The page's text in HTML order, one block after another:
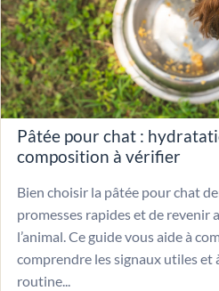
Pâtée pour chat :
composition à vérifier
Bien choisir la pâtée pour chat
promesses rapides et de revenir
l’animal. Ce guide vous aide à
comprendre les signaux utiles et
routine...